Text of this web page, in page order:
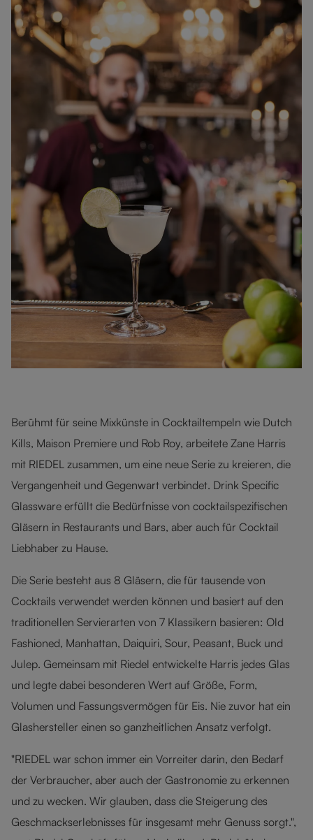
Berühmt für seine Mixkünste in Cocktailtempeln wie Dutch
Kills, Maison Premiere und Rob Roy, arbeitete Zane Harris
mit RIEDEL zusammen, um eine neue Serie zu kreieren, die
Vergangenheit und Gegenwart verbindet. Drink Specific
Glassware erfüllt die Bedürfnisse von cocktailspezifischen
Gläsern in Restaurants und Bars, aber auch für Cocktail
Liebhaber zu Hause.
Die Serie besteht aus 8 Gläsern, die für tausende von
Cocktails verwendet werden können und basiert auf den
traditionellen Servierarten von 7 Klassikern basieren: Old
Fashioned, Manhattan, Daiquiri, Sour, Peasant, Buck und
Julep. Gemeinsam mit Riedel entwickelte Harris jedes Glas
und legte dabei besonderen Wert auf Größe, Form,
Volumen und Fassungsvermögen für Eis. Nie zuvor hat ein
Glashersteller einen so ganzheitlichen Ansatz verfolgt.
"RIEDEL war schon immer ein Vorreiter darin, den Bedarf
der Verbraucher, aber auch der Gastronomie zu erkennen
und zu wecken. Wir glauben, dass die Steigerung des
Geschmackserlebnisses für insgesamt mehr Genuss sorgt.",